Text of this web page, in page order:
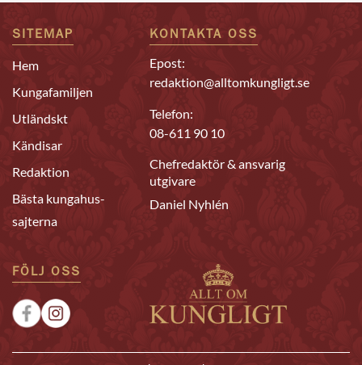
SITEMAP
Hem
Kungafamiljen
Utländskt
Kändisar
Redaktion
Bästa kungahus-
sajterna
KONTAKTA OSS
Epost:
redaktion@alltomkungligt.se
Telefon:
08-611 90 10
Chefredaktör & ansvarig
utgivare
Daniel Nyhlén
FÖLJ OSS